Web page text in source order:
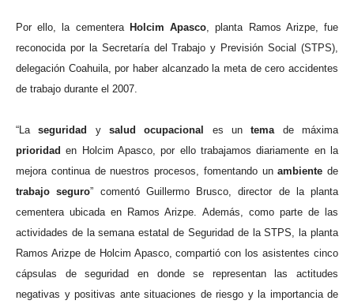
Por ello, la cementera Holcim Apasco, planta Ramos Arizpe, fue
reconocida por la Secretaría del Trabajo y Previsión Social (STPS),
delegación Coahuila, por haber alcanzado la meta de cero accidentes
de trabajo durante el 2007.
“Laseguridad ysalud ocupacional es untemade máxima
prioridad en Holcim Apasco, por ello trabajamos diariamente en la
mejora continua de nuestros procesos, fomentando unambiente de
trabajo seguro” comentó Guillermo Brusco, director de la planta
cementera ubicada en Ramos Arizpe. Además, como parte de las
actividades de la semana estatal de Seguridad de la STPS, la planta
Ramos Arizpe de Holcim Apasco, compartió con los asistentes cinco
cápsulas de seguridad en donde se representan las actitudes
negativas y positivas ante situaciones de riesgo y la importancia de